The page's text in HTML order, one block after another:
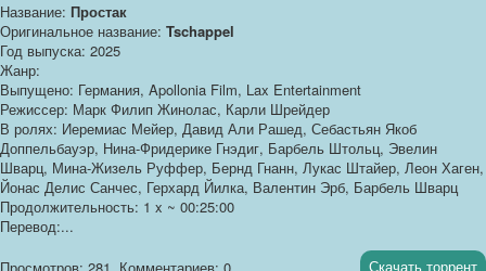
Название: Простак
Оригинальное название: Tschappel
Год выпуска: 2025
Жанр:
Выпущено: Германия, Apollonia Film, Lax Entertainment
Режиссер: Марк Филип Жинолас, Карли Шрейдер
В ролях: Иеремиас Мейер, Давид Али Рашед, Себастьян Якоб
Доппельбауэр, Нина-Фридерике Гнэдиг, Барбель Штольц, Эвелин
Шварц, Мина-Жизель Руффер, Бернд Гнанн, Лукас Штайер, Леон Хаген,
Йонас Делис Санчес, Герхард Йилка, Валентин Эрб, Барбель Шварц
Продолжительность: 1 x ~ 00:25:00
Перевод:...
Скачать торрент